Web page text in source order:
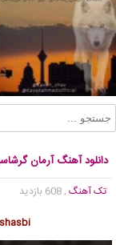
دانلود آهنگ آرمان
تک آهنگ , 608 بازدید